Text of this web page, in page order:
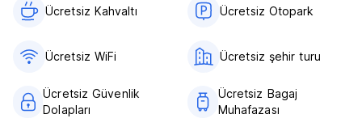
Ücretsiz Kahvaltı‎ Ücretsiz Otopark
Ücretsiz WiFi Ücretsiz şehir turu
Ücretsiz Güvenlik
Dolapları
Ücretsiz Bagaj
Muhafazası